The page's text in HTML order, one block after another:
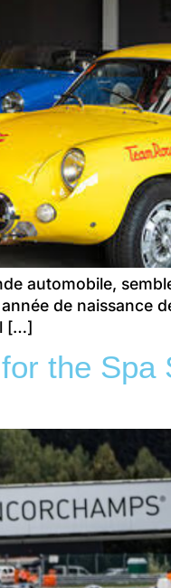
automobile,
de naissance
[…]
the Spa